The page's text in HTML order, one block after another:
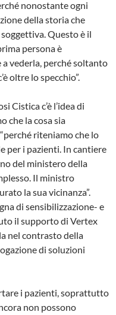
nonostante ogni
della storia che
Questo è il
persona è
a vederla, perché soltanto
oltre lo specchio”.
Cistica c’è l’idea di
che la cosa sia
riteniamo che lo
per i pazienti. In cantiere
del ministero della
Il ministro
la sua vicinanza”.
di sensibilizzazione- e
il supporto di Vertex
nel contrasto della
di soluzioni
i pazienti, soprattutto
non possono